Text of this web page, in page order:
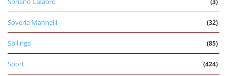
(3)
Soveria Mannelli (32)
Spilinga (85)
Sport (424)